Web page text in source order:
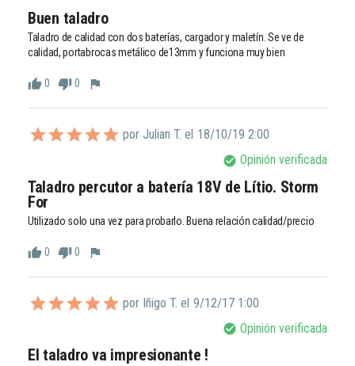
Buen taladro
Taladro de calidad con dos baterías, cargador y maletín. Se ve de
calidad, portabrocas metálico de13mm y funciona muy bien
thumb_up0 thumb_down0 flag
por Julian T. el 18/10/19 2:00
check_circle Opinión verificada
Taladro percutor a batería 18V de Lítio. Storm
For
Utilizado solo una vez para probarlo. Buena relación calidad/precio
thumb_up0 thumb_down0 flag
por Iñigo T. el 9/12/17 1:00
check_circle Opinión verificada
El taladro va impresionante !